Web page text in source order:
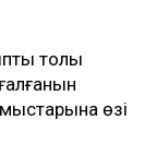
толық
өзі